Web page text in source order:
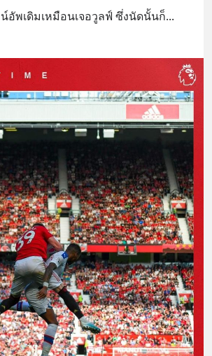
อัพเดิมเหมือนเจอวูลฟ์ ซึ่งนัดนั้นก็...